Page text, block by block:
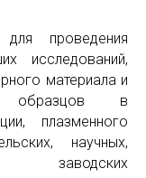
для проведения
исследований,
материала и
образцов в
плазменного
научных,
заводских